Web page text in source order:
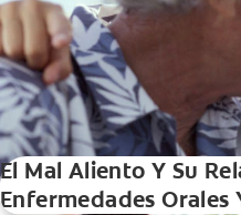
El Mal Aliento Y Su
Enfermedades Orales